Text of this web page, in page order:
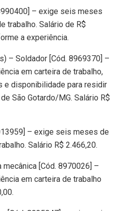
– exige seis meses
trabalho. Salário de R$
a experiência.
– Soldador [Cód. 8969370] –
em carteira de trabalho,
e disponibilidade para residir
São Gotardo/MG. Salário R$
– exige seis meses de
Salário R$ 2.466,20.
[Cód. 8970026] –
em carteira de trabalho